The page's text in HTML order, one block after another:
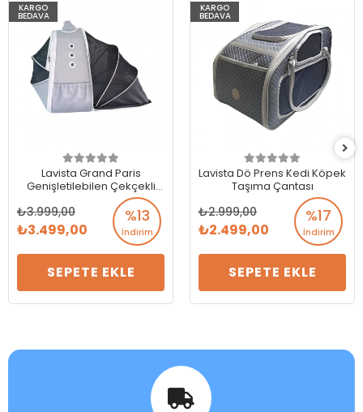
KARGO
BEDAVA
Lavista Grand Paris
Genişletilebilen Çekçekli
Kedi Köpek Taşıma Çantası
40-40-50 cm%13
İndirim
3.999,00
3.499,00
SEPETE EKLE
KARGO
BEDAVA
Lavista Dö Prens Kedi Köpek
Taşıma Çantası
%17
İndirim
2.999,00
2.499,00
SEPETE EKLE